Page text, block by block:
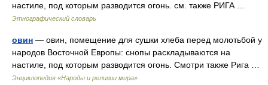
настиле, под которым разводится огонь. см. также РИГА …
Этнографический словарь
овин — овин, помещение для сушки хлеба перед молотьбой у
народов Восточной Европы: снопы раскладываются на
настиле, под которым разводится огонь. Смотри также Рига …
Энциклопедия «Народы и религии мира»